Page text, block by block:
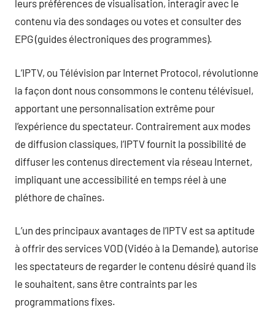
leurs préférences de visualisation, interagir avec le
contenu via des sondages ou votes et consulter des
EPG (guides électroniques des programmes).
L’IPTV, ou Télévision par Internet Protocol, révolutionne
la façon dont nous consommons le contenu télévisuel,
apportant une personnalisation extrême pour
l’expérience du spectateur. Contrairement aux modes
de diffusion classiques, l’IPTV fournit la possibilité de
diffuser les contenus directement via réseau Internet,
impliquant une accessibilité en temps réel à une
pléthore de chaînes.
L’un des principaux avantages de l’IPTV est sa aptitude
à offrir des services VOD (Vidéo à la Demande), autorise
les spectateurs de regarder le contenu désiré quand ils
le souhaitent, sans être contraints par les
programmations fixes.